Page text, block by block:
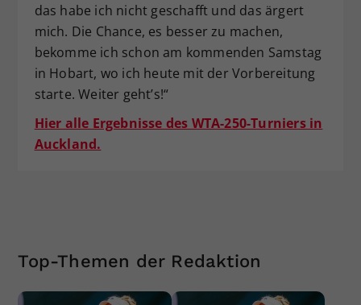
das habe ich nicht geschafft und das ärgert
mich. Die Chance, es besser zu machen,
bekomme ich schon am kommenden Samstag
in Hobart, wo ich heute mit der Vorbereitung
starte. Weiter geht’s!“
Hier alle Ergebnisse des WTA-250-Turniers in
Auckland.
Top-Themen der Redaktion